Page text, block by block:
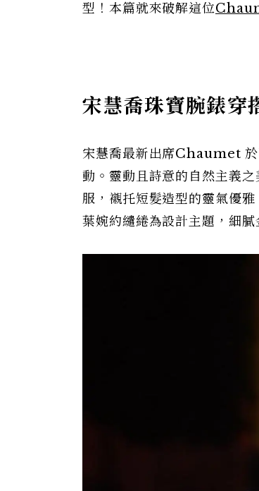
型！本篇就來破解這位
宋慧喬珠寶腕錶
宋慧喬最新出席Chaumet
動。靈動且詩意的自然主義
服，襯托短髮造型的靈氣優
葉婉約繾綣為設計主題，細